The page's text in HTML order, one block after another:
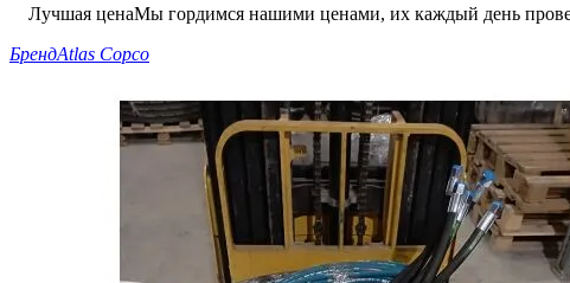
Лучшая ценаМы гордимся нашими ценами, их каждый день
БрендAtlas Copco